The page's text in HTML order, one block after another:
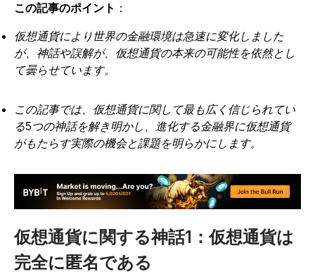
この記事のポイント ：
仮想通貨により世界の金融環境は急速に変化しました
が、神話や誤解が、仮想通貨の本来の可能性を依然とし
て曇らせています。
この記事では、仮想通貨に関して最も広く信じられてい
る5つの神話を解き明かし、進化する金融界に仮想通貨
がもたらす実際の機会と課題を明らかにします。
仮想通貨に関する神話1：仮想通貨は
完全に匿名である